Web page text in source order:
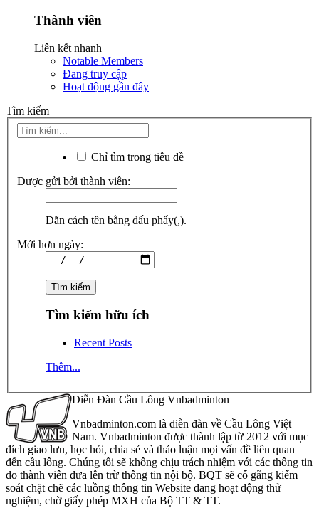
Thành viên
Liên kết nhanh
Notable Members
Đang truy cập
Hoạt động gần đây
Tìm kiếm
Chỉ tìm trong tiêu đề
Được gửi bởi thành viên:
Dãn cách tên bằng dấu phẩy(,).
Mới hơn ngày:
Tìm kiếm hữu ích
Recent Posts
Thêm...
Diễn Đàn Cầu Lông Vnbadminton
Vnbadminton.com là diễn đàn về Cầu Lông Việt
Nam. Vnbadminton được thành lập từ 2012 với mục
đích giao lưu, học hỏi, chia sẻ và thảo luận mọi vấn đề liên quan
đến cầu lông. Chúng tôi sẽ không chịu trách nhiệm với các thông tin
do thành viên đưa lên trừ thông tin nội bộ. BQT sẽ cố gắng kiểm
soát chặt chẽ các luồng thông tin Website đang hoạt động thử
nghiệm, chờ giấy phép MXH của Bộ TT & TT.